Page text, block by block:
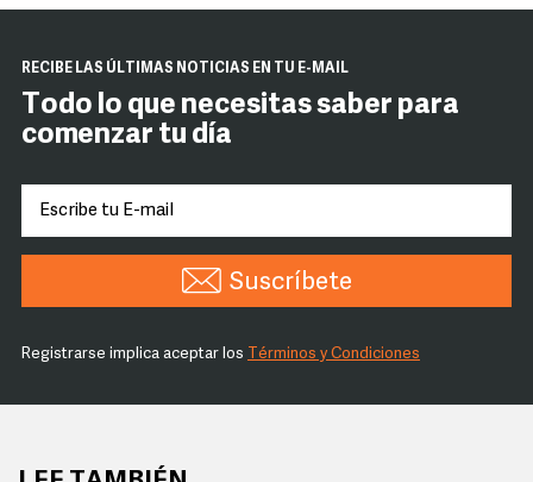
RECIBE LAS ÚLTIMAS NOTICIAS EN TU E-MAIL
Todo lo que necesitas saber para
comenzar tu día
Suscríbete
Registrarse implica aceptar los Términos y Condiciones